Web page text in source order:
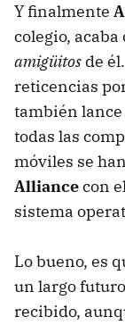
Y finalmente
colegio,
amigüitos de
reticencias
también
todas las
móviles se
Alliancecon
sistema
Lo bueno, es
un largo
recibido,